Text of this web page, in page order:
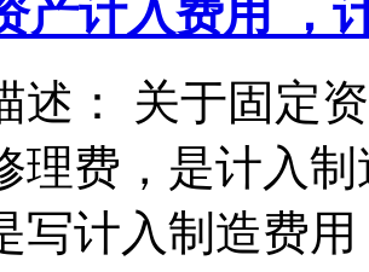
产计入费用 ，
述： 关于固定
理费，是计入
写计入制造费